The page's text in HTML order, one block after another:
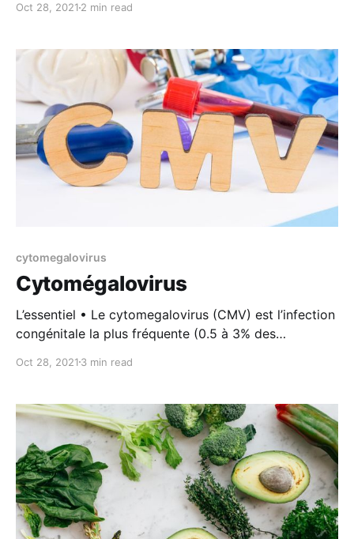
être prises afin de diminuer ces symptômes. Si elles
pourra être instauré par votre médecin. • Chez une
faible proportion des femmes, les vomissements
Oct 28, 2021 2 min read
cytomegalovirus
Cytomégalovirus
L’essentiel • Le cytomegalovirus (CMV) est l’infection
congénitale la plus fréquente (0.5 à 3% des
génétique d’anomalies neurologiques chez le
enfants constitue le principal facteur de risque d’une
infection pendant la grossesse. Des
Oct 28, 2021 3 min read